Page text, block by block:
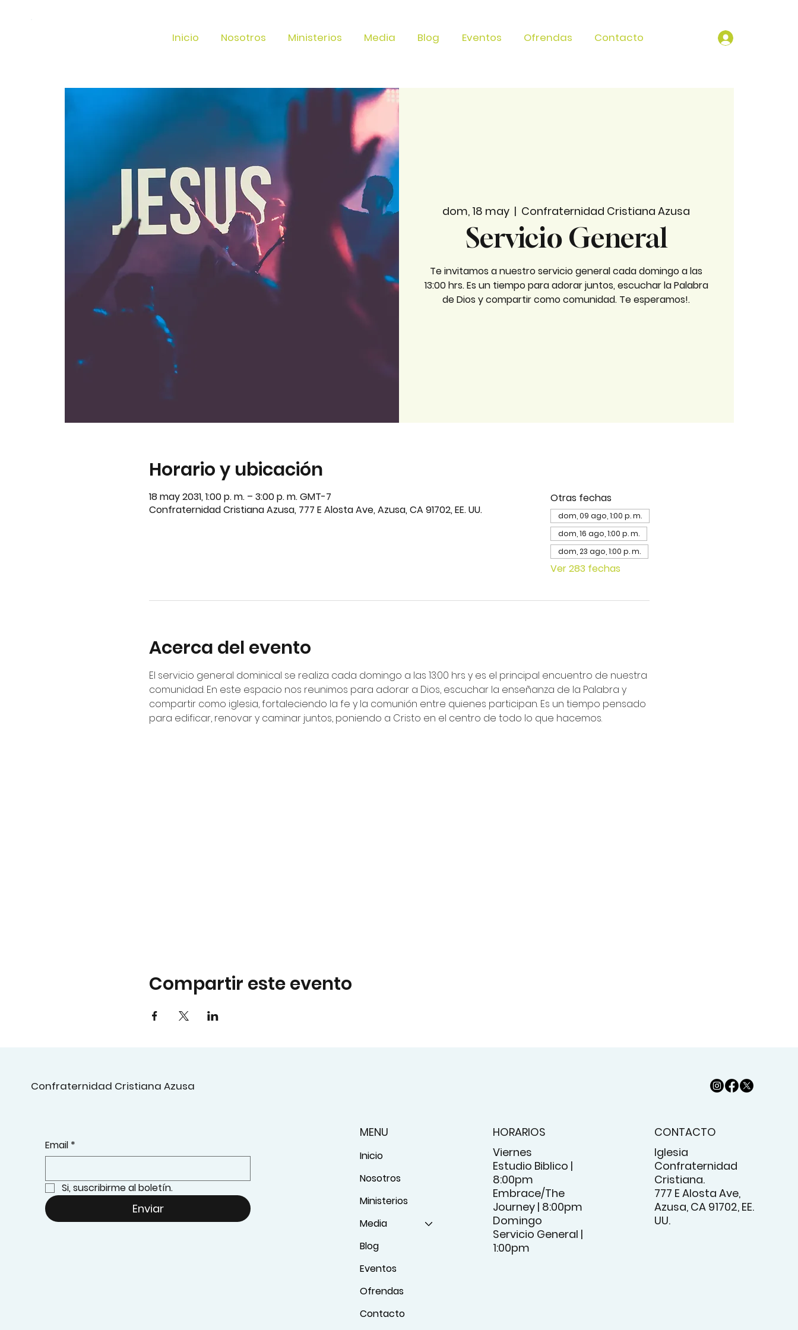
Inicio Nosotros Ministerios Media Blog Eventos Ofrendas Contacto
dom, 18 may
  |
Confraternidad Cristiana Azusa
Servicio General
Te invitamos a nuestro servicio general cada domingo a las
13:00 hrs. Es un tiempo para adorar juntos, escuchar la Palabra
de Dios y compartir como comunidad. Te esperamos!.
Horario y ubicación
18 may 2031, 1:00 p. m. – 3:00 p. m. GMT-7
Confraternidad Cristiana Azusa, 777 E Alosta Ave, Azusa, CA 91702, EE. UU.
Otras fechas
dom, 09 ago, 1:00 p. m.
dom, 16 ago, 1:00 p. m.
dom, 23 ago, 1:00 p. m.
Ver 283 fechas
Acerca del evento
El servicio general dominical se realiza cada domingo a las 13:00 hrs y es el principal encuentro de nuestra
comunidad. En este espacio nos reunimos para adorar a Dios, escuchar la enseñanza de la Palabra y
compartir como iglesia, fortaleciendo la fe y la comunión entre quienes participan. Es un tiempo pensado
para edificar, renovar y caminar juntos, poniendo a Cristo en el centro de todo lo que hacemos.
Compartir este evento
Confraternidad Cristiana Azusa
Email *
Si, suscribirme al boletín.
Enviar
MENU
Inicio
Nosotros
Ministerios
Media
Blog
Eventos
Ofrendas
Contacto
HORARIOS
Viernes
Estudio Biblico |
8:00pm
Embrace/The
Journey | 8:00pm
Domingo
Servicio General |
1:00pm
CONTACTO
Iglesia
Confraternidad
Cristiana.
777 E Alosta Ave,
Azusa, CA 91702, EE.
UU.